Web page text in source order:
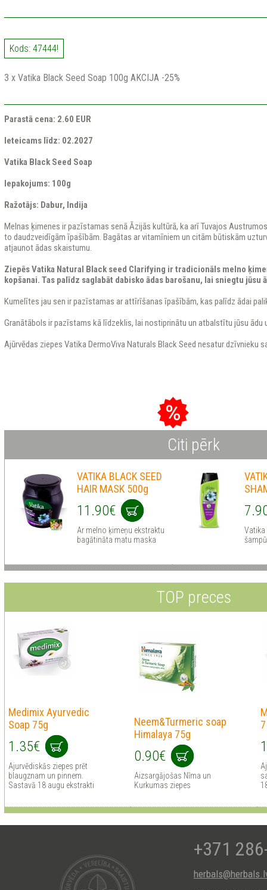
Kods: 47444!
3 x Vatika Black Seed Soap 100g AKCIJA -25%
Parastā cena: 2.60 EUR
Ieteicams līdz: 02.2027
Vatika Black Seed Soap
Iepakojums: 100g
Ražotājs: Dabur, Indija
Melnas ķimenes ir pazīstamas senā Āzijās kultūrā, ka arī Tuvajos
to daudzveidīgām īpašībām. Bagātas ar vitamīniem un citām būtiskām
atjaunot ādas skaistumu.
Ziepēs Vatika Natural Black seed Clarifying ir tradicionāls melno
kopšanai. Tas palīdz saglabāt dabisko ādas barošanu, lai sniegtu jūsu
Kumelītes jau sen ir pazīstamas ar attīrīšanas īpašībām, kas palīdz ādai
Granātābols ir pazīstams kā līdzeklis, lai nostiprinātu un atbalstītu jūsu ādu
Ajūrvēdas ziepes Vatika DermoViva Naturals Black Seed nesatur dzīvnieku
Citi pērk
VATIKA BLACK SEED
HAIR MASK 500g
11.90€
Ar melno ķimeņu ekstraktu
bagātināta matu maska
Vatika
TOP preces
Medimix Ayurvedic
Soap 75g
1.35€
Ajurvēdiskās ziepes prēt
blaugznam un pinnem.
Sastavā 18 augu ekstrakti
Neem&Turmeric soap
Himalaya 75g
0.90€
Aizsargājošas Nīma un
Kurkumas ziepes
+371